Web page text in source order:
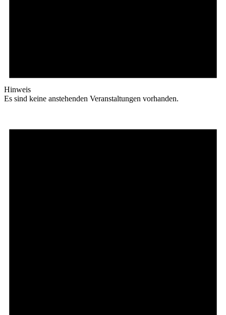
Hinweis
Es sind keine anstehenden Veranstaltungen vorhanden.